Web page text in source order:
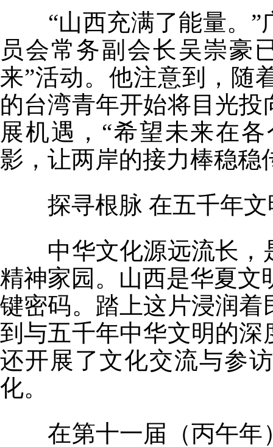
“山西充满了能量。”
员会常务副会长吴崇豪
来”活动。他注意到，随
的台湾青年开始将目光
展机遇，“希望未来在
影，让两岸的接力棒稳稳
探寻根脉 在五千年
中华文化源远流长，
精神家园。山西是华夏文
键密码。踏上这片浸润
到与五千年中华文明的
还开展了文化交流与参
化。
在第十一届（丙午年